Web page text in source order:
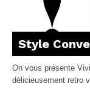
Style
On vous présente
délicieusement retro